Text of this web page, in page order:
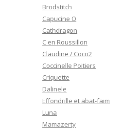
Brodstitch
Capucine O
Cathdragon
C en Roussillon
Claudine / Coco2
Coccinelle Poitiers
Criquette
Dalinele
Effondrille et abat-faim
Luna
Mamazerty